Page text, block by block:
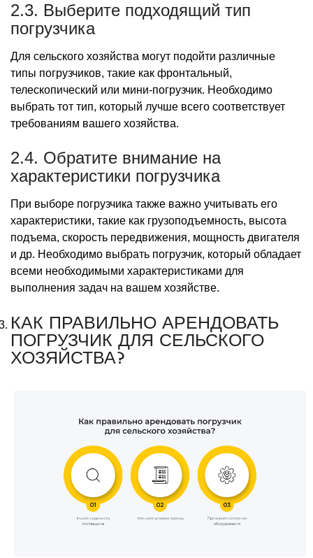
2.3. Выберите подходящий тип
погрузчика
Для сельского хозяйства могут подойти различные
типы погрузчиков, такие как фронтальный,
телескопический или мини-погрузчик. Необходимо
выбрать тот тип, который лучше всего соответствует
требованиям вашего хозяйства.
2.4. Обратите внимание на
характеристики погрузчика
При выборе погрузчика также важно учитывать его
характеристики, такие как грузоподъемность, высота
подъема, скорость передвижения, мощность двигателя
и др. Необходимо выбрать погрузчик, который обладает
всеми необходимыми характеристиками для
выполнения задач на вашем хозяйстве.
КАК ПРАВИЛЬНО АРЕНДОВАТЬ
ПОГРУЗЧИК ДЛЯ СЕЛЬСКОГО
ХОЗЯЙСТВА?